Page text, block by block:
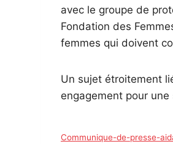
avec le groupe de
Fondation des
femmes qui doivent
Un sujet étroitement
engagement pour
Communique-de-presse-